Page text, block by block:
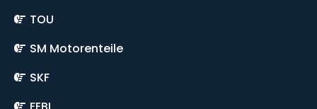
TOU
SM Motorenteile
SKF